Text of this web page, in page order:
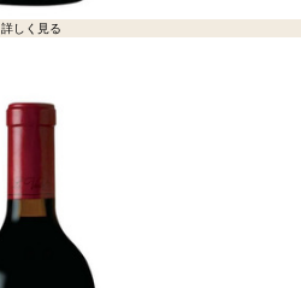
詳しく見る